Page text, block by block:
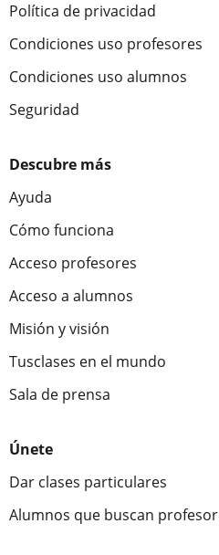
Política de privacidad
Condiciones uso profesores
Condiciones uso alumnos
Seguridad
Descubre más
Ayuda
Cómo funciona
Acceso profesores
Acceso a alumnos
Misión y visión
Tusclases en el mundo
Sala de prensa
Únete
Dar clases particulares
Alumnos que buscan profesor